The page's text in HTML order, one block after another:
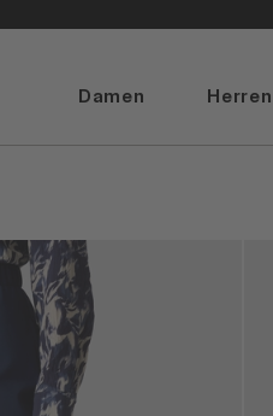
Damen Herren